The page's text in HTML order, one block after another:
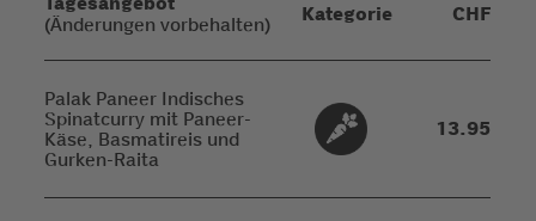
(Änderungen vorbehalten) Kategorie CHF
Palak Paneer Indisches
Spinatcurry mit Paneer-
Käse, Basmatireis und
Gurken-Raita
13.95